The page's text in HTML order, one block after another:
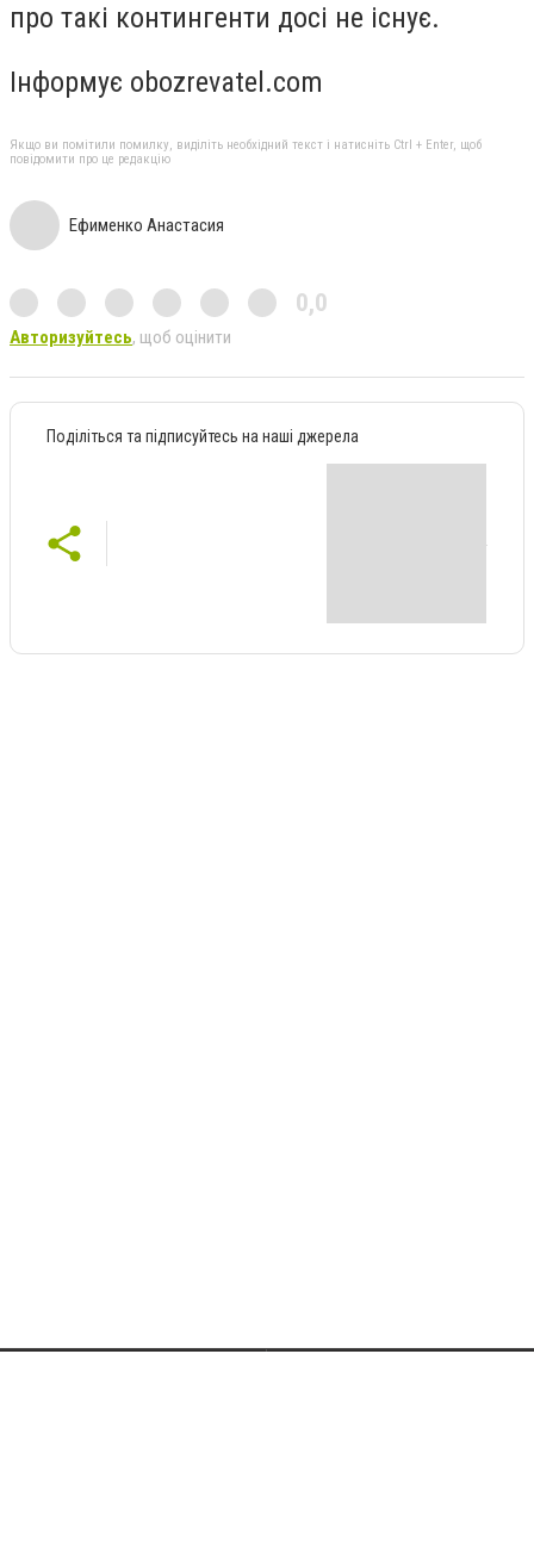
про такі контингенти досі не існує.
Інформує obozrevatel.com
Якщо ви помітили помилку, виділіть необхідний текст і натисніть Ctrl + Enter, щоб
повідомити про це редакцію
Ефименко Анастасия
0,0
Авторизуйтесь, щоб оцінити
Поділіться та підписуйтесь на наші джерела